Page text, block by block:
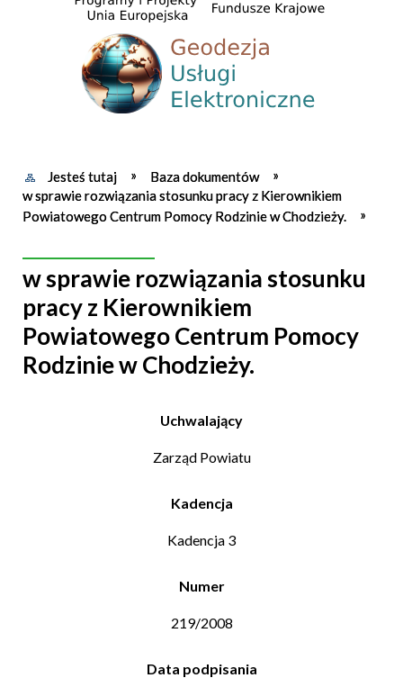
Jesteś tutaj
Baza dokumentów
w sprawie rozwiązania stosunku pracy z Kierownikiem
Powiatowego Centrum Pomocy Rodzinie w Chodzieży.
w sprawie rozwiązania stosunku
pracy z Kierownikiem
Powiatowego Centrum Pomocy
Rodzinie w Chodzieży.
Uchwalający
Zarząd Powiatu
Kadencja
Kadencja 3
Numer
219/2008
Data podpisania